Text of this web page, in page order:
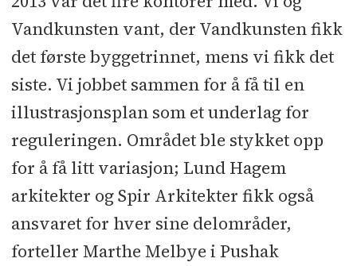
Vandkunsten vant, der Vandkunsten fikk
det første byggetrinnet, mens vi fikk det
siste. Vi jobbet sammen for å få til en
illustrasjonsplan som et underlag for
reguleringen. Området ble stykket opp
for å få litt variasjon; Lund Hagem
arkitekter og Spir Arkitekter fikk også
ansvaret for hver sine delområder,
forteller Marthe Melbye i Pushak